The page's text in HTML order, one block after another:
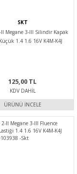
SKT
II Megane 3-III Silindir Kapak
1.4 1.6 16V K4M-K4J
125,00 TL
KDV DAHIL
ÜRÜNÜ İNCELE